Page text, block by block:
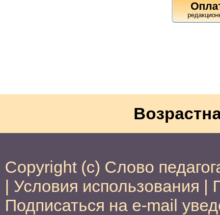
Copyright (c) Слово
| Условия использования |
Подписаться на e-mail